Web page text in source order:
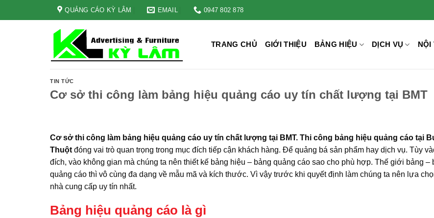
QUẢNG CÁO KỲ LÂM EMAIL 0947 802 878
TRANG CHỦ GIỚI THIỆU BẢNG HIỆU DỊCH VỤ NỘI
TIN TỨC
Cơ sở thi công làm bảng hiệu quảng cáo uy tín chất lượng tại BMT
Cơ sở thi công làm bảng hiệu quảng cáo uy tín chất lượng tại BMT. Thi công bảng hiệu quảng cáo tại
Thuột đóng vai trò quan trọng trong mục đích tiếp cận khách hàng. Để quảng bá sản phẩm hay dịch vụ. Tùy
đích, vào không gian mà chúng ta nên thiết kế bảng hiệu – bảng quảng cáo sao cho phù hợp. Thế giới bảng –
quảng cáo thì vô cùng đa dạng về mẫu mã và kích thước. Vì vậy trước khi quyết định làm chúng ta nên lựa
nhà cung cấp uy tín nhất.
Bảng hiệu quảng cáo là gì